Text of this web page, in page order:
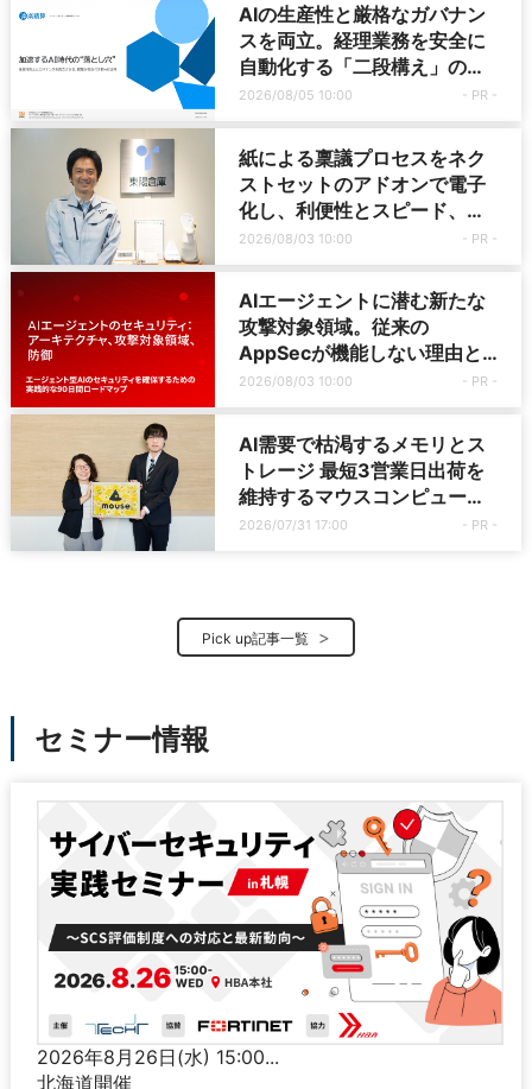
AIの生産性と厳格なガバナン
スを両立。経理業務を安全に
自動化する「二段構え」の仕
組み
2026/08/05 10:00 - PR -
紙による稟議プロセスをネク
ストセットのアドオンで電子
化し、利便性とスピード、書
類の管理・検索が大きく改善
——関連会社にも展開し成果
を創出
2026/08/03 10:00 - PR -
AIエージェントに潜む新たな
攻撃対象領域。従来の
AppSecが機能しない理由と
90日間で進める対策とは
2026/08/03 10:00 - PR -
AI需要で枯渇するメモリとス
トレージ 最短3営業日出荷を
維持するマウスコンピュータ
ーの取組とは
2026/07/31 17:00 - PR -
Pick up記事一覧
セミナー情報
2026年8月26日(水) 15:00...
北海道開催